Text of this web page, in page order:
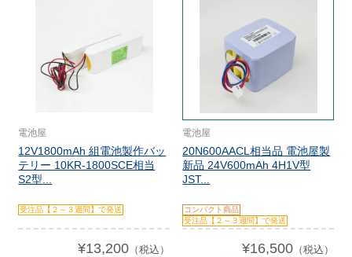
電池屋
12V1800mAh 組電池製作バッ
テリー 10KR-1800SCE相当
S2型...
受注品【２～３週間】で発送
¥13,200（税込）
電池屋
20N600AACL相当品 電池屋製
新品 24V600mAh 4H1V型
JST...
コンパクト商品
受注品【２～３週間】で発送
¥16,500（税込）